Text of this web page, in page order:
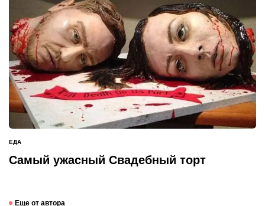
ОПУБЛИКОВАНО
В
ЕДА
Самый ужасный Свадебный торт
Еще от автора